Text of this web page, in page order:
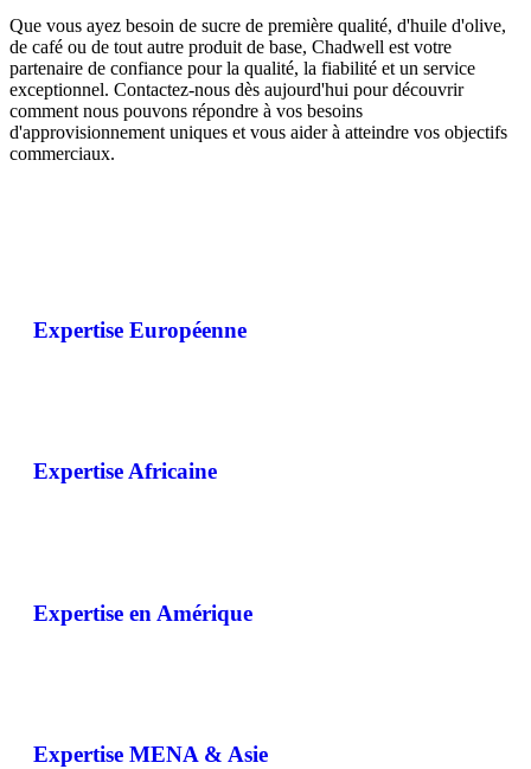
Que vous ayez besoin de sucre de première qualité, d'huile d'olive,
de café ou de tout autre produit de base, Chadwell est votre
partenaire de confiance pour la qualité, la fiabilité et un service
exceptionnel. Contactez-nous dès aujourd'hui pour découvrir
comment nous pouvons répondre à vos besoins
d'approvisionnement uniques et vous aider à atteindre vos objectifs
commerciaux.
Expertise Européenne
Expertise Africaine
Expertise en Amérique
Expertise MENA & Asie